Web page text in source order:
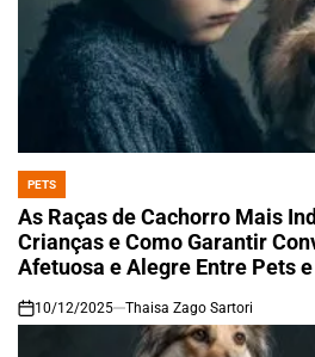
POSTED
IN
PETS
As Raças de Cachorro Mais
Crianças e Como Garantir
Afetuosa e Alegre Entre Pets
Estar para Toda a Família
on
10/12/2025 Thaisa Zago Sartori